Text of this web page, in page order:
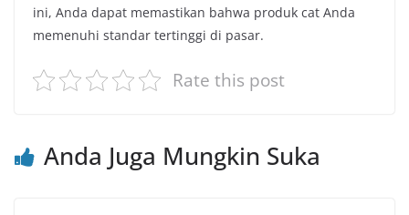
ini, Anda dapat memastikan bahwa produk cat Anda
memenuhi standar tertinggi di pasar.
Rate this post
Anda Juga Mungkin Suka